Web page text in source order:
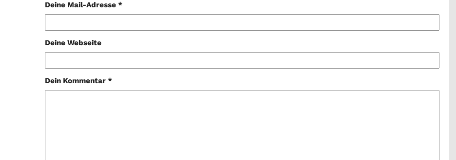
Deine Mail-Adresse *
Deine Webseite
Dein Kommentar *